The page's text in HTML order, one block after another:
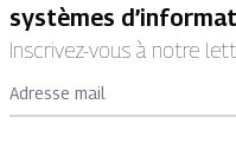
systèmes
Inscrivez-vous à notre
Adresse mail